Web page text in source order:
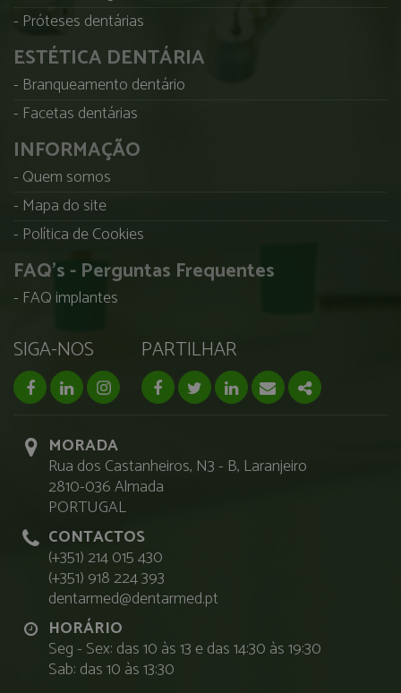
Próteses dentárias
ESTÉTICA DENTÁRIA
Branqueamento dentário
Facetas dentárias
INFORMAÇÃO
Quem somos
Mapa do site
Política de Cookies
FAQ's - Perguntas Frequentes
FAQ implantes
SIGA-NOS
facebook page
linkedin page
instagram page
PARTILHAR
Facebook
TwitterLinkedinEmail Share
MORADA
Rua dos Castanheiros, N3 - B, Laranjeiro
2810-036 Almada
PORTUGAL
CONTACTOS
(+351) 214 015 430
(+351) 918 224 393
dentarmed@dentarmed.pt
HORÁRIO
Seg - Sex: das 10 às 13 e das 14:30 às 19:30
Sab: das 10 às 13:30